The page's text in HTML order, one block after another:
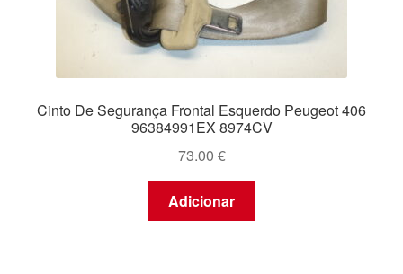
Cinto De Segurança Frontal Esquerdo Peugeot 406
96384991EX 8974CV
73.00 €
Adicionar